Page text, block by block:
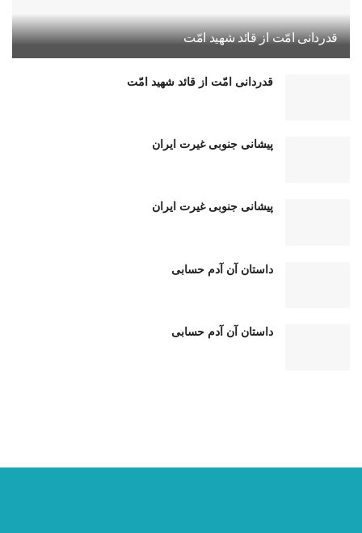
قدردانی امّت از قائد شهید امّت
قدردانی امّت از قائد شهید امّت
پیشانی جنوبی غیرت ایران
پیشانی جنوبی غیرت ایران
داستان آن آدم حسابی
داستان آن آدم حسابی